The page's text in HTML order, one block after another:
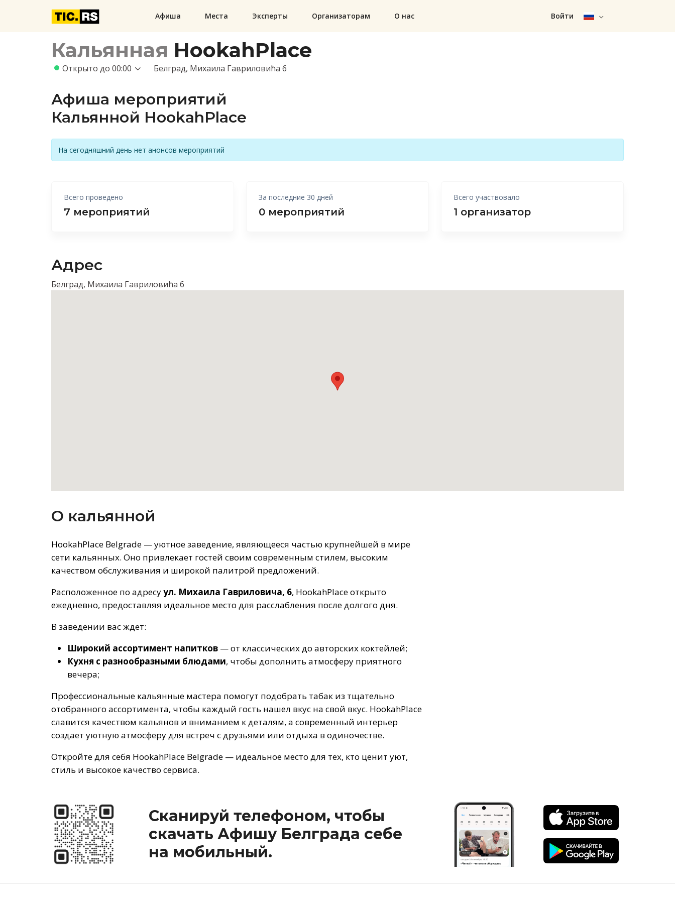
Афиша Места Эксперты Организаторам О нас Войти
Кальянная HookahPlace
Открыто до 00:00 Белград, Михаила Гавриловића 6
Афиша мероприятий
Кальянной HookahPlace
На сегодняшний день нет анонсов мероприятий
Всего проведено
7 мероприятий
За последние 30 дней
0 мероприятий
Всего участвовало
1 организатор
Адрес
Белград, Михаила Гавриловића 6
О кальянной
HookahPlace Belgrade — уютное заведение, являющееся частью крупнейшей в мире
сети кальянных. Оно привлекает гостей своим современным стилем, высоким
качеством обслуживания и широкой палитрой предложений.
Расположенное по адресуул. Михаила Гавриловича, 6, HookahPlace открыто
ежедневно, предоставляя идеальное место для расслабления после долгого дня.
В заведении вас ждет:
Широкий ассортимент напитков — от классических до авторских коктейлей;
Кухня с разнообразными блюдами, чтобы дополнить атмосферу приятного
вечера;
Профессиональные кальянные мастера помогут подобрать табак из тщательно
отобранного ассортимента, чтобы каждый гость нашел вкус на свой вкус. HookahPlace
славится качеством кальянов и вниманием к деталям, а современный интерьер
создает уютную атмосферу для встреч с друзьями или отдыха в одиночестве.
Откройте для себя HookahPlace Belgrade — идеальное место для тех, кто ценит уют,
стиль и высокое качество сервиса.
Сканируй телефоном, чтобы
скачать Афишу Белграда себе
на мобильный.